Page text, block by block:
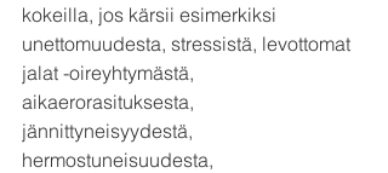
kokeilla, jos kärsii esimerkiksi
unettomuudesta, stressistä, levottomat
jalat -oireyhtymästä,
aikaerorasituksesta,
jännittyneisyydestä,
hermostuneisuudesta,